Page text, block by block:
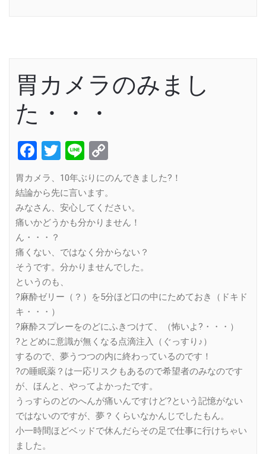
胃カメラのみまし
た・・・
Facebook
Twitter
Line
Link
胃カメラ、10年ぶりにのんできました?！
結論から先に言います。
みなさん、安心してください。
痛いかどうかも分かりません！
ん・・・？
痛くない、ではなく分からない？
そうです。分かりませんでした。
というのも、
?麻酔ゼリー（？）を5分ほど口の中にためておき（ドキド
キ・・・）
?麻酔スプレーをのどにふきつけて、（怖いよ?・・・）
?とどめに意識が無くなる点滴注入（ぐっすり♪）
するので、夢うつつの内に終わっているのです！
?の睡眠薬？は一応リスクもあるので希望者のみなのです
が、ほんと、やってよかったです。
うっすらのどのへんが痛いんですけど?という記憶がない
ではないのですが、夢？くらいなかんじでしたもん。
小一時間ほどベッドで休んだらその足で仕事に行けちゃい
ました。